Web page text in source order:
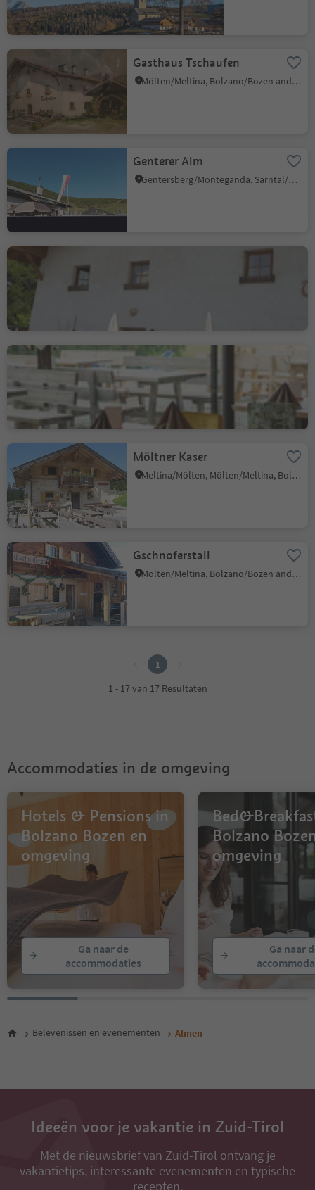
Gasthaus Tschaufen
Mölten/Meltina, Bolzano/Bozen and environs
Genterer Alm
Gentersberg/Monteganda, Sarntal/Sarentino, Bolzano/Bozen and environs
Gasthaus Tschaufen
Berggasthof
Lanzenschuster
Valas/Flaas, Jenesien/San Genesio Atesino, Bolzano/Bozen and environs
Möltner Kaser
Meltina/Mölten, Mölten/Meltina, Bolzano/Bozen and environs
Gschnoferstall
Mölten/Meltina, Bolzano/Bozen and environs
1
1 - 17 van 17 Resultaten
Accommodaties in de omgeving
Hotels & Pensions in
Bolzano Bozen en
omgeving
Ga naar de
accommodaties
Bolzano
omgeving
Ga naar
Belevenissen en evenementen Almen
Ideeën voor je vakantie in Zuid-Tirol
Met de nieuwsbrief van Zuid-Tirol ontvang je
vakantietips, interessante evenementen en typische
recepten.